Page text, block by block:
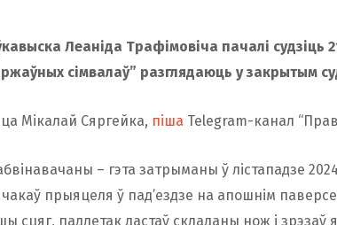
Леаніда Трафімовіча пачалі судзіць
сімвалаў” разглядаюць у закрытым
Мікалай Сяргейка, піша Telegram-канал
– гэта затрыманы ў лістападзе
прыяцеля ў пад’ездзе на апошнім
сцяг, падлетак дастаў складаны нож і зрэзаў